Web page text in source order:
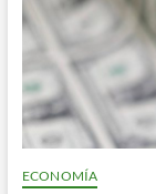
ECONOMÍA